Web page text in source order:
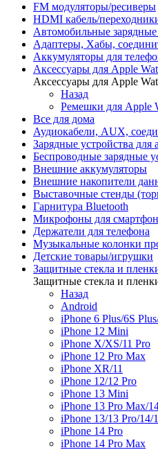
FM модуляторы/ресиверы
HDMI кабель/
Автомобильные зарядные
Адаптеры, Хабы,
Аккумуляторы для
Аксессуары для Apple
Аксессуары для Apple
Назад
Ремешки для Apple
Все для дома
Аудиокабели, AUX,
Зарядные устройства для
Беспроводные зарядные
Внешние аккумуляторы
Внешние накопители
Выставочные стенды
Гарнитура Bluetooth
Микрофоны для
Держатели для телефона
Музыкальные колонки
Детские товары/игрушки
Защитные стекла и
Защитные стекла и
Назад
Android
iPhone 6 Plus/6S
iPhone 12 Mini
iPhone X/XS/11 Pro
iPhone 12 Pro Max
iPhone XR/11
iPhone 12/12 Pro
iPhone 13 Mini
iPhone 13 Pro Max/
iPhone 13/13 Pro/14/
iPhone 14 Pro
iPhone 14 Pro Max